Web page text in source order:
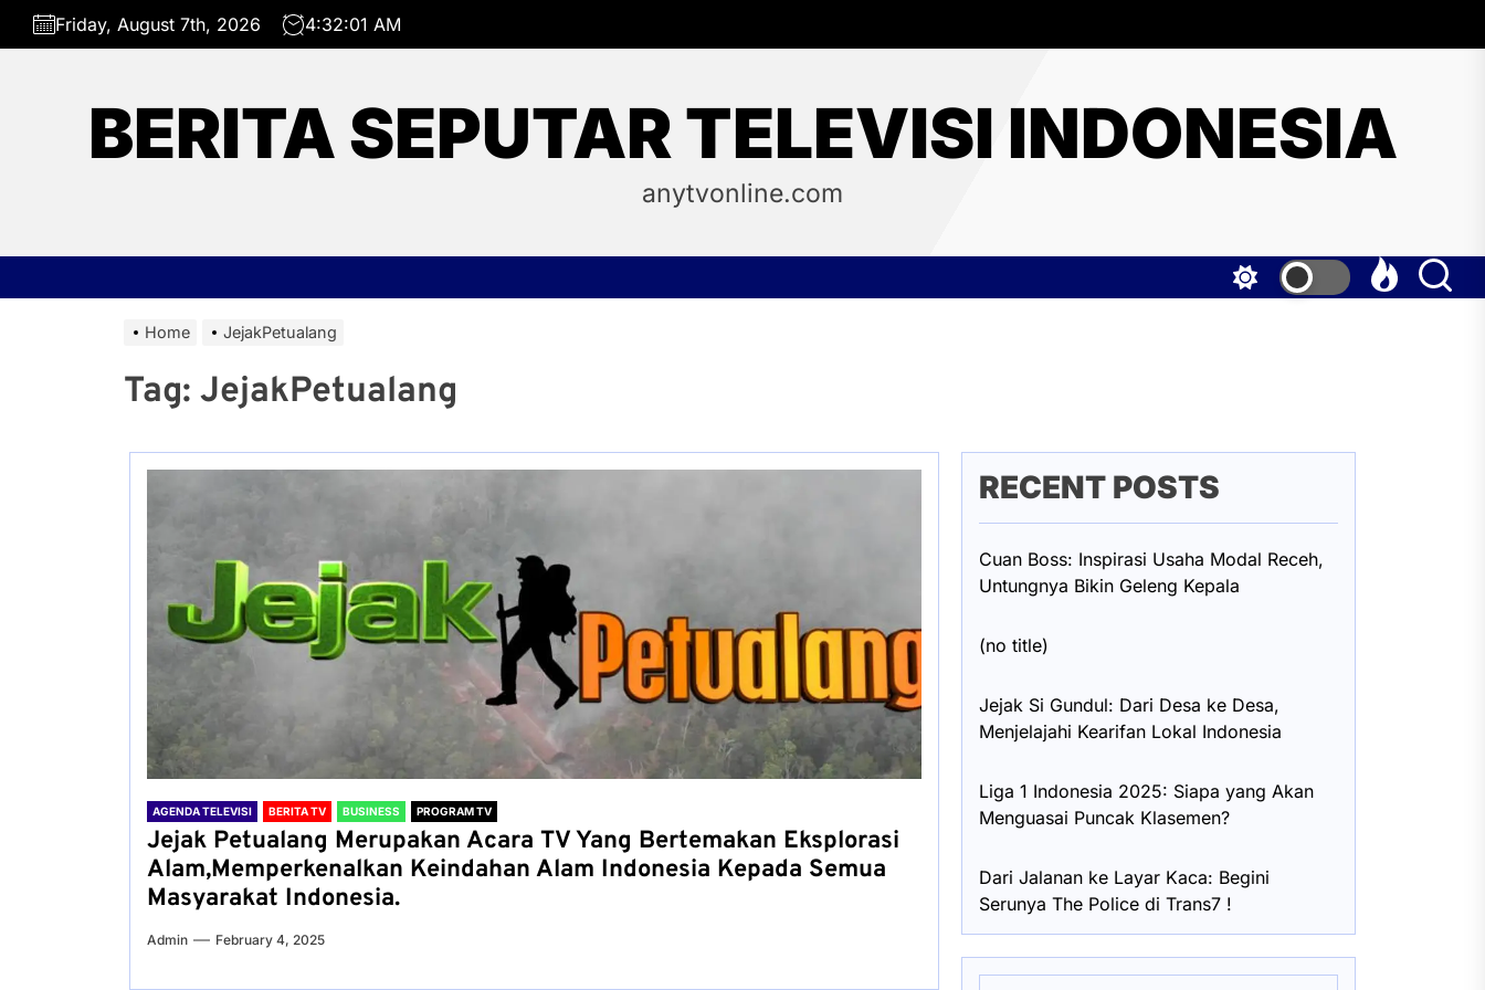
Skip
Friday, August 7th, 2026 4:32:01 AM
BERITA SEPUTAR TELEVISI INDONESIA
anytvonline.com
Home JejakPetualang
Tag: JejakPetualang
AGENDA TELEVISI BERITA TV BUSINESS PROGRAM TV
Jejak Petualang Merupakan Acara TV Yang Bertemakan Eksplorasi
Alam,Memperkenalkan Keindahan Alam Indonesia Kepada Semua
Masyarakat Indonesia.
Admin February 4, 2025
RECENT POSTS
Cuan Boss: Inspirasi Usaha Modal Receh,
Untungnya Bikin Geleng Kepala
(no title)
Jejak Si Gundul: Dari Desa ke Desa,
Menjelajahi Kearifan Lokal Indonesia
Liga 1 Indonesia 2025: Siapa yang Akan
Menguasai Puncak Klasemen?
Dari Jalanan ke Layar Kaca: Begini
Serunya The Police di Trans7 !